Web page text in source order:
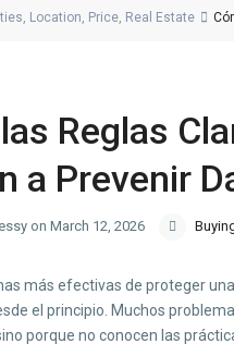
, Location, Price, Real Estate
Reglas
a Prevenir
on March 12, 2026
más efectivas de proteger
el principio. Muchos
porque no conocen las